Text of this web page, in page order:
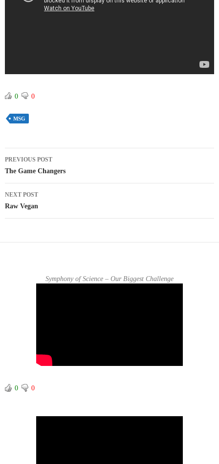
0 0
MSG
Post navigation
PREVIOUS POST
The Game Changers
NEXT POST
Raw Vegan
Symphony of Science – Our Biggest Challenge
0 0